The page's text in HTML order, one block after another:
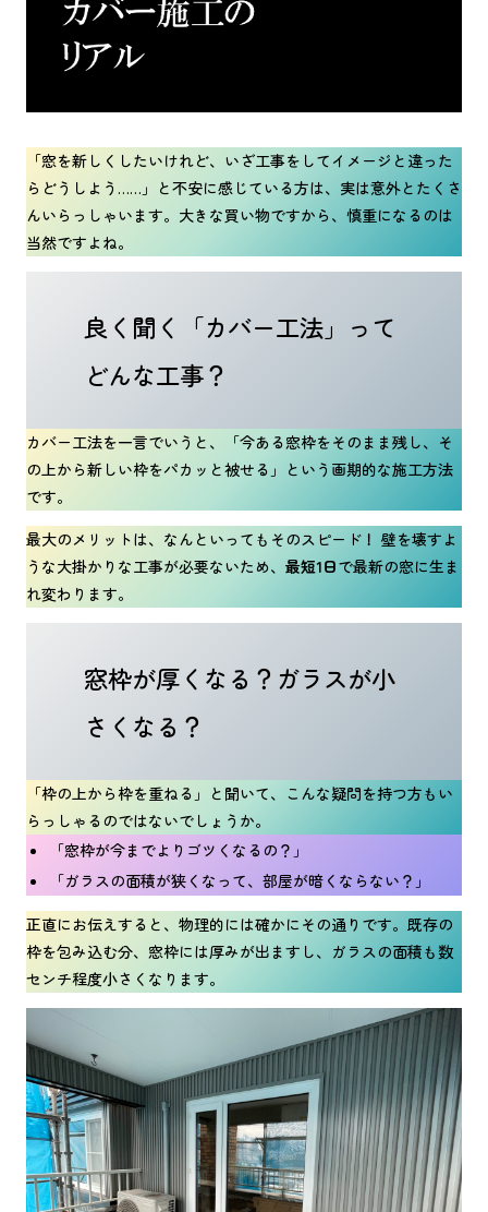
「窓を新しくしたいけれど、いざ工事をしてイメージと違った
らどうしよう……」と不安に感じている方は、実は意外とたくさ
んいらっしゃいます。大きな買い物ですから、慎重になるのは
当然ですよね。
良く聞く「カバー工法」って
どんな工事？
カバー工法を一言でいうと、「今ある窓枠をそのまま残し、そ
の上から新しい枠をパカッと被せる」という画期的な施工方法
です。
最大のメリットは、なんといってもそのスピード！ 壁を壊すよ
うな大掛かりな工事が必要ないため、 最短1日で最新の窓に生ま
れ変わります。
窓枠が厚くなる？ガラスが小
さくなる？
「枠の上から枠を重ねる」と聞いて、こんな疑問を持つ方もい
らっしゃるのではないでしょうか。
「窓枠が今までよりゴツくなるの？」
「ガラスの面積が狭くなって、部屋が暗くならない？」
正直にお伝えすると、物理的には確かにその通りです。既存の
枠を包み込む分、窓枠には厚みが出ますし、ガラスの面積も数
センチ程度小さくなります。